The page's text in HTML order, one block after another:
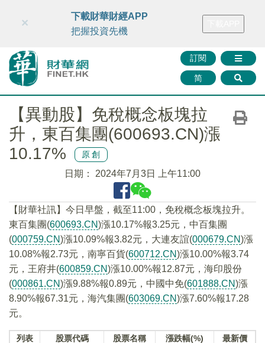
財華智庫網 FINTV FINMETA 財華證券 媒體矩陣
訂閱
简
×
下載財華財經APP
把握投資先機
【異動股】免稅概念板塊拉
升，東百集團(600693.CN)漲
10.17%
原創
日期： 2024年7月3日 上午11:00
【財華社訊】今日早盤，截至11:00，免稅概念板塊拉升。
東百集團(600693.CN)漲10.17%報3.25元，中百集團
(000759.CN)漲10.09%報3.82元，大連友誼(000679.CN)漲
10.08%報2.73元，南寧百貨(600712.CN)漲10.00%報3.74
元，王府井(600859.CN)漲10.00%報12.87元，海印股份
(000861.CN)漲9.88%報0.89元，中國中免(601888.CN)漲
8.90%報67.31元，海汽集團(603069.CN)漲7.60%報17.28
元。
列表 股票代碼 股票名稱 漲跌幅(%)
最新價